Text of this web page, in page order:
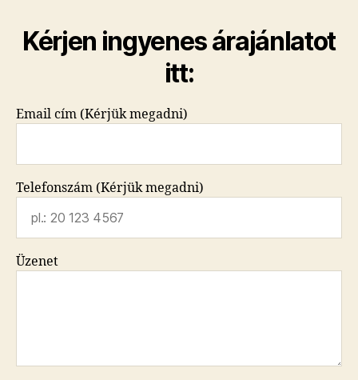
Kérjen ingyenes árajánlatot
itt:
Email cím (Kérjük megadni)
Telefonszám (Kérjük megadni)
Üzenet